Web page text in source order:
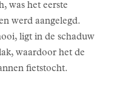
was het eerste
werd aangelegd.
ligt in de schaduw
waardoor het de
fietstocht.